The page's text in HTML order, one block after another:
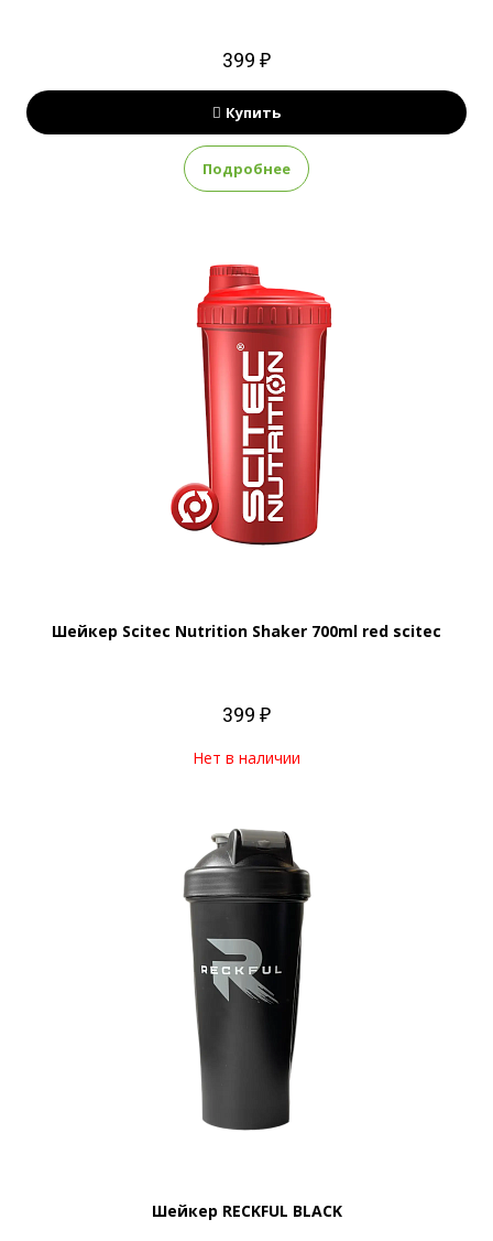
399 ₽
Купить
Подробнее
Шейкер Scitec Nutrition Shaker 700ml red scitec
399 ₽
Нет в наличии
Шейкер RECKFUL BLACK